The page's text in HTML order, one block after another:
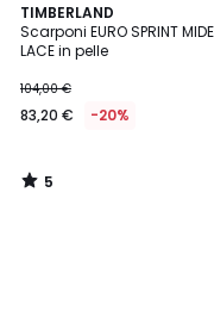
TIMBERLAND
Scarponi EURO SPRINT MIDE
LACE in pelle
104,00 €
83,20 € -20%
5
/
5
5
/